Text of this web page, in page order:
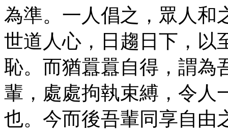
為準。一人倡之，眾人和
世道人心，日趨日下，以
恥。而猶囂囂自得，謂為
輩，處處拘執束縛，令人
也。今而後吾輩同享自由